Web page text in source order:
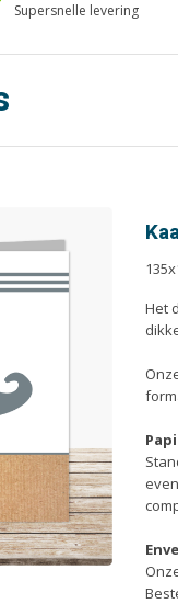
Supersnelle levering
Het